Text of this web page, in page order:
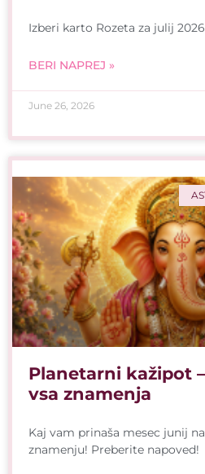
Izberi karto Rozeta za julij
BERI NAPREJ »
June 26, 2026
Planetarni kažipot
vsa znamenja
Kaj vam prinaša mesec junij
znamenju! Preberite napoved!